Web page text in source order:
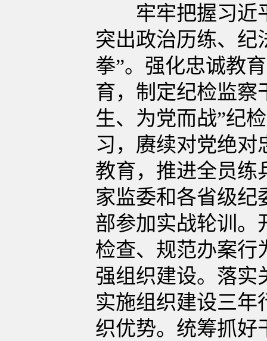
牢牢把握习近平
突出政治历练、纪
拳”。强化忠诚教
育，制定纪检监察
生、为党而战”纪
习，赓续对党绝对
教育，推进全员练
家监委和各省级纪
部参加实战轮训。
检查、规范办案行
强组织建设。落实
实施组织建设三年
织优势。统筹抓好